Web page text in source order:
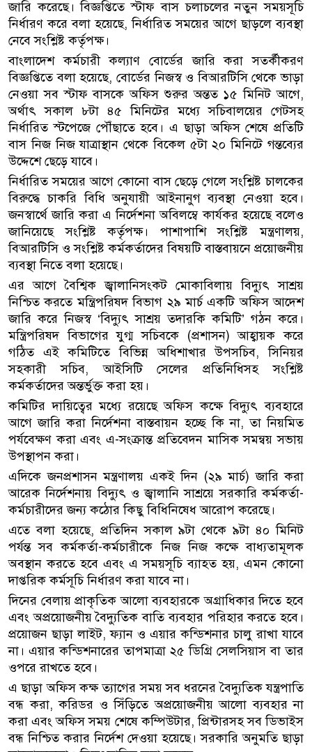
জারি করেছে। বিজ্ঞপ্তিতে স্টাফ বাস চলাচলের নতুন সময়সূচি
নির্ধারণ করে বলা হয়েছে, নির্ধারিত সময়ের আগে ছাড়লে ব্যবস্থা
নেবে সংশ্লিষ্ট কর্তৃপক্ষ।
বাংলাদেশ কর্মচারী কল্যাণ বোর্ডের জারি করা সতর্কীকরণ
বিজ্ঞপ্তিতে বলা হয়েছে, বোর্ডের নিজস্ব ও বিআরটিসি থেকে ভাড়া
নেওয়া সব স্টাফ বাসকে অফিস শুরুর অন্তত ১৫ মিনিট আগে,
অর্থাৎ সকাল ৮টা ৪৫ মিনিটের মধ্যে সচিবালয়ের গেটসহ
নির্ধারিত স্টপেজে পৌঁছাতে হবে। এ ছাড়া অফিস শেষে প্রতিটি
বাস নিজ নিজ যাত্রাস্থান থেকে বিকেল ৫টা ২০ মিনিটে গন্তব্যের
উদ্দেশে ছেড়ে যাবে।
নির্ধারিত সময়ের আগে কোনো বাস ছেড়ে গেলে সংশ্লিষ্ট চালকের
বিরুদ্ধে চাকরি বিধি অনুযায়ী আইনানুগ ব্যবস্থা নেওয়া হবে।
জনস্বার্থে জারি করা এ নির্দেশনা অবিলম্বে কার্যকর হয়েছে বলেও
জানিয়েছে সংশ্লিষ্ট কর্তৃপক্ষ। পাশাপাশি সংশ্লিষ্ট মন্ত্রণালয়,
বিআরটিসি ও সংশ্লিষ্ট কর্মকর্তাদের বিষয়টি বাস্তবায়নে প্রয়োজনীয়
ব্যবস্থা নিতে বলা হয়েছে।
এর আগে বৈশ্বিক জ্বালানিসংকট মোকাবিলায় বিদ্যুৎ সাশ্রয়
নিশ্চিত করতে মন্ত্রিপরিষদ বিভাগ ২৯ মার্চ একটি অফিস আদেশ
জারি করে নিজস্ব ‘বিদ্যুৎ সাশ্রয় তদারকি কমিটি’ গঠন করে।
মন্ত্রিপরিষদ বিভাগের যুগ্ম সচিবকে (প্রশাসন) আহ্বায়ক করে
গঠিত এই কমিটিতে বিভিন্ন অধিশাখার উপসচিব, সিনিয়র
সহকারী সচিব, আইসিটি সেলের প্রতিনিধিসহ সংশ্লিষ্ট
কর্মকর্তাদের অন্তর্ভুক্ত করা হয়।
কমিটির দায়িত্বের মধ্যে রয়েছে অফিস কক্ষে বিদ্যুৎ ব্যবহারে
আগে জারি করা নির্দেশনা বাস্তবায়ন হচ্ছে কি না, তা নিয়মিত
পর্যবেক্ষণ করা এবং এ-সংক্রান্ত প্রতিবেদন মাসিক সমন্বয় সভায়
উপস্থাপন করা।
এদিকে জনপ্রশাসন মন্ত্রণালয় একই দিন (২৯ মার্চ) জারি করা
আরেক নির্দেশনায় বিদ্যুৎ ও জ্বালানি সাশ্রয়ে সরকারি কর্মকর্তা-
কর্মচারীদের জন্য কঠোর কিছু বিধিনিষেধ আরোপ করেছে।
এতে বলা হয়েছে, প্রতিদিন সকাল ৯টা থেকে ৯টা ৪০ মিনিট
পর্যন্ত সব কর্মকর্তা-কর্মচারীকে নিজ নিজ কক্ষে বাধ্যতামূলক
অবস্থান করতে হবে এবং এ সময়সূচি ব্যাহত হয়, এমন কোনো
দাপ্তরিক কর্মসূচি নির্ধারণ করা যাবে না।
দিনের বেলায় প্রাকৃতিক আলো ব্যবহারকে অগ্রাধিকার দিতে হবে
এবং অপ্রয়োজনীয় বৈদ্যুতিক বাতি ব্যবহার পরিহার করতে হবে।
প্রয়োজন ছাড়া লাইট, ফ্যান ও এয়ার কন্ডিশনার চালু রাখা যাবে
না। এয়ার কন্ডিশনারের তাপমাত্রা ২৫ ডিগ্রি সেলসিয়াস বা তার
ওপরে রাখতে হবে।
এ ছাড়া অফিস কক্ষ ত্যাগের সময় সব ধরনের বৈদ্যুতিক যন্ত্রপাতি
বন্ধ করা, করিডর ও সিঁড়িতে অপ্রয়োজনীয় আলো ব্যবহার না
করা এবং অফিস সময় শেষে কম্পিউটার, প্রিন্টারসহ সব ডিভাইস
বন্ধ নিশ্চিত করার নির্দেশ দেওয়া হয়েছে। সরকারি অনুমতি ছাড়া